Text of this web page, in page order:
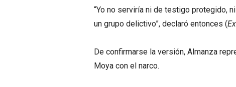
“Yo no serviría ni de testigo protegido,
un grupo delictivo”, declaró entonces (
De confirmarse la versión, Almanza
Moya con el narco.